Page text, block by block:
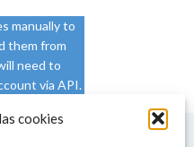
cookies
manually to
them from
need to
via API.
DE USO